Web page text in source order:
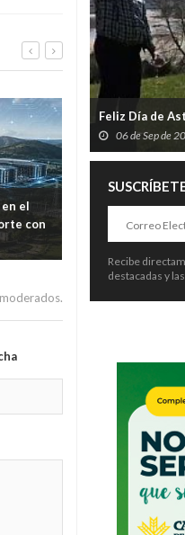
el
con
Por qué la
reemplazando a
convencionales
modernos
27 de Jul de 2026
Feliz Día de
06 de Sep de
Recibe
destacadas y